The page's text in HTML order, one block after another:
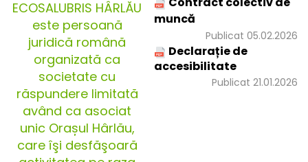
ECOSALUBRIS HÂRLĂU
este persoană
juridică română
organizată ca
societate cu
răspundere limitată
având ca asociat
unic Orașul Hârlău,
care îşi desfăşoară
muncă
Publicat 05.02.2026
Declarație de
accesibilitate
Publicat 21.01.2026